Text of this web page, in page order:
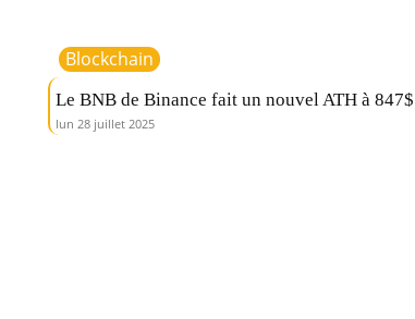
Blockchain
Le BNB de Binance fait un nouvel ATH à 847$
lun 28 juillet 2025